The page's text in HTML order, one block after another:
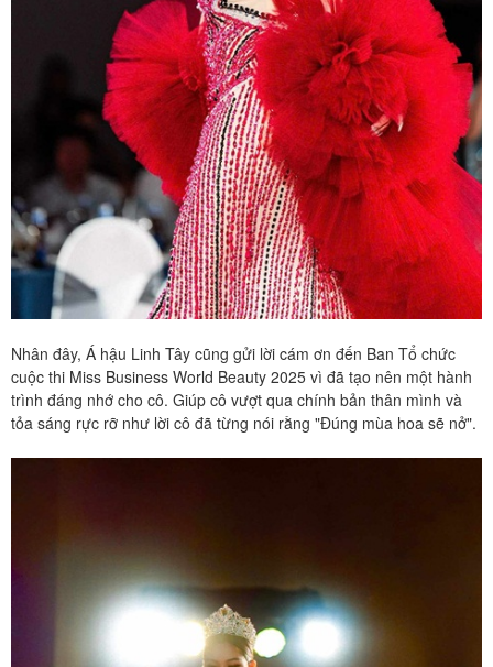
Nhân đây, Á hậu Linh Tây cũng gửi lời cám ơn đến Ban Tổ chức
cuộc thi Miss Business World Beauty 2025 vì đã tạo nên một hành
trình đáng nhớ cho cô. Giúp cô vượt qua chính bản thân mình và
tỏa sáng rực rỡ như lời cô đã từng nói rằng "Đúng mùa hoa sẽ nở".